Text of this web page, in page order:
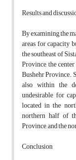
Results and
By examining the
areas for capacity
the southeast of
Province, the
Bushehr Province.
also within the
undesirable for
located in the
northern half of
Province, and the
Conclusion